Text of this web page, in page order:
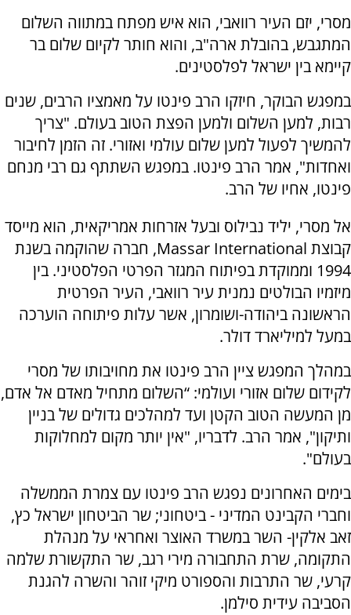
מסרי, יזם העיר רוואבי, הוא איש מפתח במתווה השלום
המתגבש, בהובלת ארה"ב, והוא חותר לקיום שלום בר
קיימא בין ישראל לפלסטינים.
במפגש הבוקר, חיזקו הרב פינטו על מאמציו הרבים, שנים
רבות, למען השלום ולמען הפצת הטוב בעולם. "צריך
להמשיך לפעול למען שלום עולמי ואזורי. זה הזמן לחיבור
ואחדות", אמר הרב פינטו. במפגש השתתף גם רבי מנחם
פינטו, אחיו של הרב.
אל מסרי, יליד נבילוס ובעל אזרחות אמריקאית, הוא מייסד
קבוצת Massar International, חברה שהוקמה בשנת
1994 וממוקדת בפיתוח המגזר הפרטי הפלסטיני. בין
מיזמיו הבולטים נמנית עיר רוואבי, העיר הפרטית
הראשונה ביהודה-ושומרון, אשר עלות פיתוחה הוערכה
במעל למיליארד דולר.
במהלך המפגש ציין הרב פינטו את מחויבותו של מסרי
לקידום שלום אזורי ועולמי: “השלום מתחיל מאדם אל אדם,
מן המעשה הטוב הקטן ועד למהלכים גדולים של בניין
ותיקון", אמר הרב. לדבריו, "אין יותר מקום למחלוקות
בעולם".
בימים האחרונים נפגש הרב פינטו עם צמרת הממשלה
וחברי הקבינט המדיני - ביטחוני; שר הביטחון ישראל כץ,
זאב אלקין- השר במשרד האוצר ואחראי על מנהלת
התקומה, שרת התחבורה מירי רגב, שר התקשורת שלמה
קרעי, שר התרבות והספורט מיקי זוהר והשרה להגנת
הסביבה עידית סילמן.